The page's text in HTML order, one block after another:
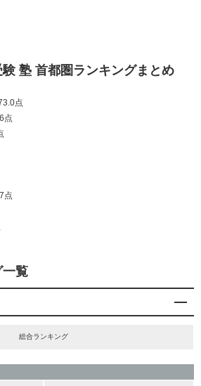
塾 首都圏ランキングまとめ
点
点
点
一覧
総合ランキング